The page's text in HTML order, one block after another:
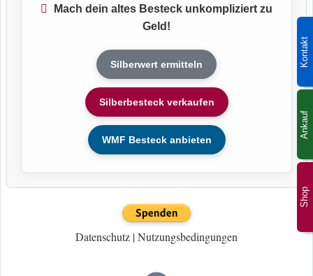
Shop
Kontakt
Ankauf
Mach dein altes Besteck unkompliziert zu
Geld!
Silberwert ermitteln
Silberbesteck verkaufen
WMF Besteck anbieten
Datenschutz |Nutzungsbedingungen